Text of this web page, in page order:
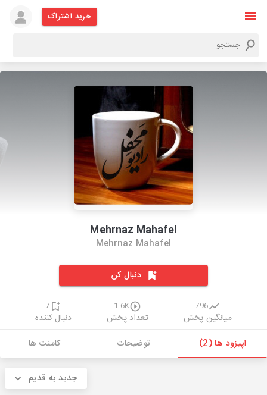
خرید اشتراک
Mehrnaz Mahafel
Mehrnaz Mahafel
دنبال کن
796
میانگین پخش
1.6K
تعداد پخش
7
دنبال کننده
اپیزود ها (2)
توضیحات کامنت ها
جدید به قدیم